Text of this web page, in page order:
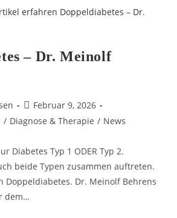
– Dr. Meinolf
Februar 9, 2026
/ Diagnose & Therapie / News
Diabetes Typ 1 ODER Typ 2.
beide Typen zusammen auftreten.
Doppeldiabetes. Dr. Meinolf Behrens
dem…